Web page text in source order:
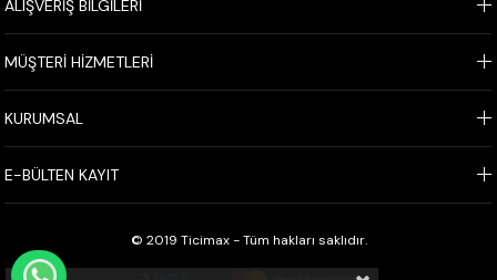
ALIŞVERİŞ BİLGİLERİ
MÜŞTERİ HİZMETLERİ
KURUMSAL
E-BÜLTEN KAYIT
© 2019 Ticimax - Tüm hakları saklıdır.